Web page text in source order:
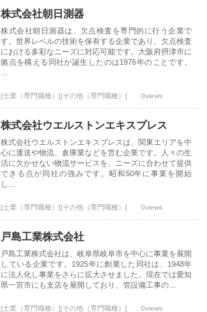
株式会社朝日測器
株式会社朝日測器は、欠点検査を専門的に行う企業で
す。世界レベルの技術を保有する企業であり、欠点検査
における多彩なニーズに対応可能です。大阪府摂津市に
拠点を構える同社が誕生したのは1976年のことです。
[士業（専門職種）][その他（専門職種）] 0views
株式会社ウエルストンエキスプレス
株式会社ウエルストンエキスプレスは、関東エリアを中
心に運送や物流、倉庫業などを営む企業です。人々の生
活に欠かせない物流サービスを、ニーズに合わせて提供
できる点が同社の強みです。昭和50年に事業を開始
し…
[士業（専門職種）][その他（専門職種）] 0views
戸島工業株式会社
戸島工業株式会社は、岐阜県岐阜市を中心に事業を展開
している企業です。1925年に創業した同社は、1948年
に法人化し事業をさらに拡大させました。現在では愛知
県一宮市にも支店を展開しており、管設備工事の…
[士業（専門職種）][その他（専門職種）] 0views